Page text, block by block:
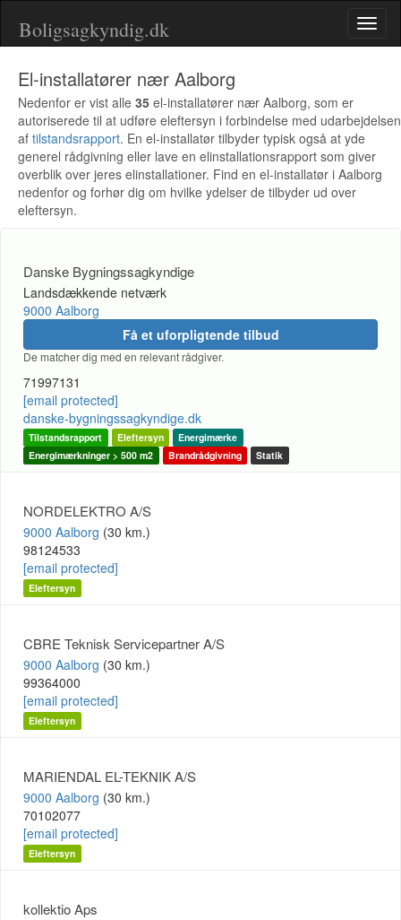
Boligsagkyndig.dk
El-installatører nær Aalborg
Nedenfor er vist alle 35 el-installatører nær Aalborg, som er
autoriserede til at udføre eleftersyn i forbindelse med udarbejdelsen
af tilstandsrapport. En el-installatør tilbyder typisk også at yde
generel rådgivning eller lave en elinstallationsrapport som giver
overblik over jeres elinstallationer. Find en el-installatør i Aalborg
nedenfor og forhør dig om hvilke ydelser de tilbyder ud over
eleftersyn.
Danske Bygningssagkyndige
Landsdækkende netværk
9000 Aalborg
Få et uforpligtende tilbud
De matcher dig med en relevant rådgiver.
71997131
[email protected]
danske-bygningssagkyndige.dk
Tilstandsrapport Eleftersyn
Energimærke
Energimærkninger > 500 m2
Brandrådgivning Statik
NORDELEKTRO A/S
9000 Aalborg (30 km.)
98124533
[email protected]
Eleftersyn
CBRE Teknisk Servicepartner A/S
9000 Aalborg (30 km.)
99364000
[email protected]
Eleftersyn
MARIENDAL EL-TEKNIK A/S
9000 Aalborg (30 km.)
70102077
[email protected]
Eleftersyn
kollektio Aps